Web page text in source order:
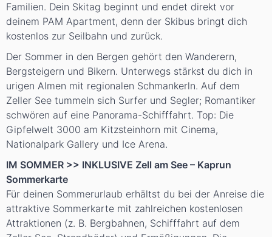
Familien. Dein Skitag beginnt und endet direkt vor
deinem PAM Apartment, denn der Skibus bringt dich
kostenlos zur Seilbahn und zurück.
Der Sommer in den Bergen gehört den Wanderern,
Bergsteigern und Bikern. Unterwegs stärkst du dich in
urigen Almen mit regionalen Schmankerln. Auf dem
Zeller See tummeln sich Surfer und Segler; Romantiker
schwören auf eine Panorama-Schifffahrt. Top: Die
Gipfelwelt 3000 am Kitzsteinhorn mit Cinema,
Nationalpark Gallery und Ice Arena.
IM SOMMER >> INKLUSIVE Zell am See – Kaprun
Sommerkarte
Für deinen Sommerurlaub erhältst du bei der Anreise die
attraktive Sommerkarte mit zahlreichen kostenlosen
Attraktionen (z. B. Bergbahnen, Schifffahrt auf dem